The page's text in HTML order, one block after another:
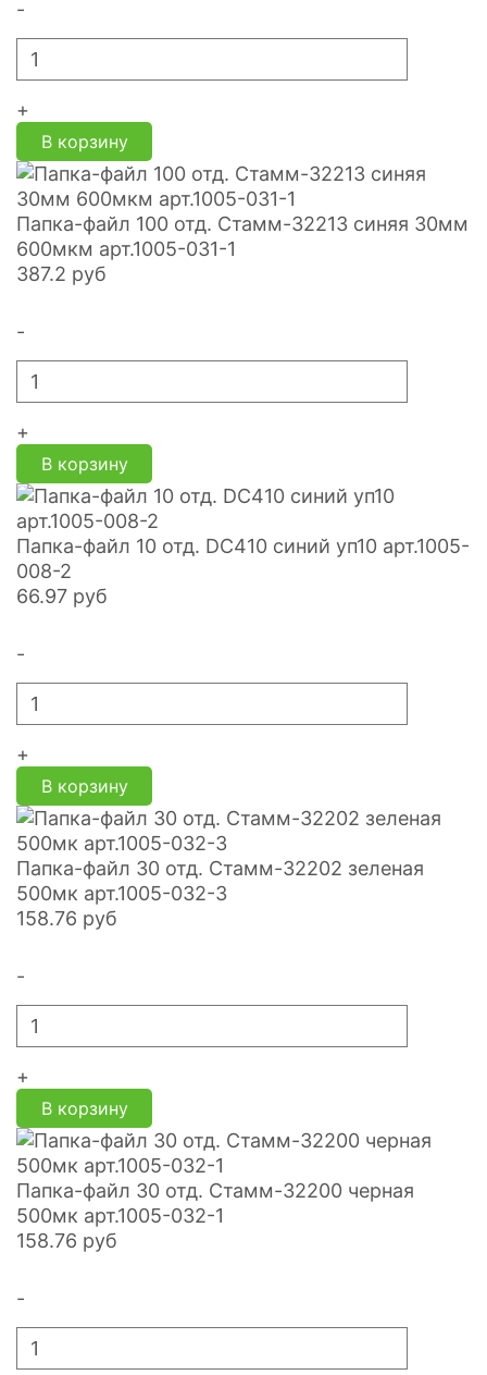
-
+
В корзину
Папка-файл 100 отд. Стамм-32213 синяя 30мм
600мкм арт.1005-031-1
387.2 руб
-
+
В корзину
Папка-файл 10 отд. DC410 синий уп10 арт.1005-
008-2
66.97 руб
-
+
В корзину
Папка-файл 30 отд. Стамм-32202 зеленая
500мк арт.1005-032-3
158.76 руб
-
+
В корзину
Папка-файл 30 отд. Стамм-32200 черная
500мк арт.1005-032-1
158.76 руб
-